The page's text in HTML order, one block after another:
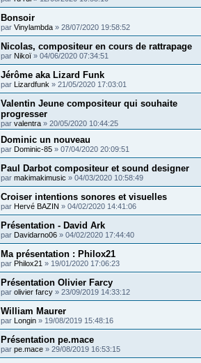
Bonsoir
par Vinylambda » 28/07/2020 19:58:52
Nicolas, compositeur en cours de rattrapage
par Nikoï » 04/06/2020 07:34:51
Jérôme aka Lizard Funk
par Lizardfunk » 21/05/2020 17:03:01
Valentin Jeune compositeur qui souhaite
progresser
par valentra » 20/05/2020 10:44:25
Dominic un nouveau
par Dominic-85 » 07/04/2020 20:09:51
Paul Darbot compositeur et sound designer
par makimakimusic » 04/03/2020 10:58:49
Croiser intentions sonores et visuelles
par Hervé BAZIN » 04/02/2020 14:41:06
Présentation - David Ark
par Davidarno06 » 04/02/2020 17:44:40
Ma présentation : Philox21
par Philox21 » 19/01/2020 17:06:23
Présentation Olivier Farcy
par olivier farcy » 23/09/2019 14:33:12
William Maurer
par Longin » 19/08/2019 15:48:16
Présentation pe.mace
par pe.mace » 29/08/2019 16:53:15